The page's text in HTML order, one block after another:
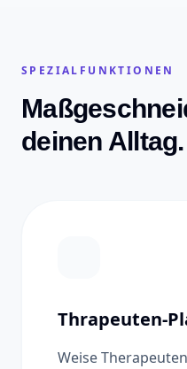
SPEZIALFUNKTIONEN
deinen Alltag.
Thrapeuten-
Weise